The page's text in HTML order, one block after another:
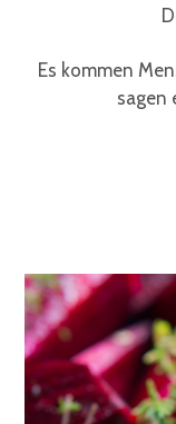
Es kommen
sagen